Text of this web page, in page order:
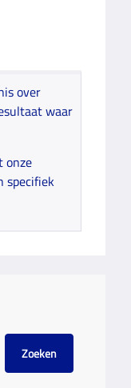
over
waar
onze
specifiek
Zoeken